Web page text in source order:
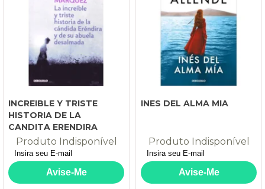
INCREIBLE Y TRISTE
HISTORIA DE LA
CANDITA ERENDIRA
Produto Indisponível
INES DEL ALMA MIA
Produto Indisponível